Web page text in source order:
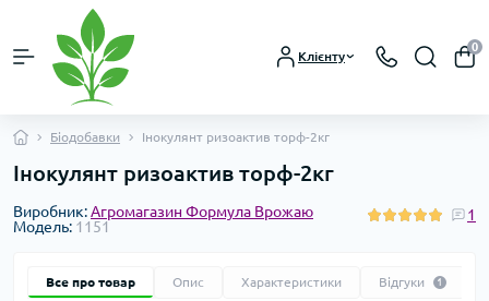
Клієнту
0
Біодобавки Інокулянт ризоактив торф-2кг
Інокулянт ризоактив торф-2кг
Виробник:Агромагазин Формула Врожаю
Модель: 1151
1
Все про товар Опис Характеристики Відгуки 1